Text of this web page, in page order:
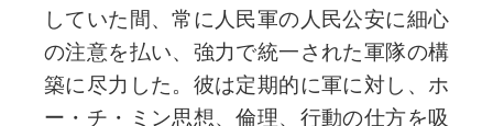
していた間、常に人民軍の人民公安に細心
の注意を払い、強力で統一された軍隊の構
築に尽力した。彼は定期的に軍に対し、ホ
ー・チ・ミン思想、倫理、行動の仕方を吸